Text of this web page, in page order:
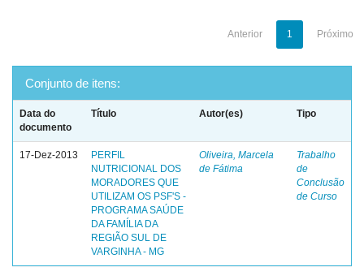
Anterior 1 Próximo
Conjunto de itens:
Data do
documento
Título Autor(es) Tipo
17-Dez-2013
PERFIL
NUTRICIONAL DOS
MORADORES QUE
UTILIZAM OS PSF'S -
PROGRAMA SAÚDE
DA FAMÍLIA DA
REGIÃO SUL DE
VARGINHA - MG
Oliveira, Marcela
de Fátima
Trabalho
de
Conclusão
de Curso